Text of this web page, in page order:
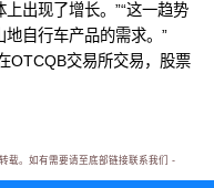
出现了增长。”“这一趋势
自行车产品的需求。”
OTCQB交易所交易，股票
载。如有需要请至底部链接联系我们 -